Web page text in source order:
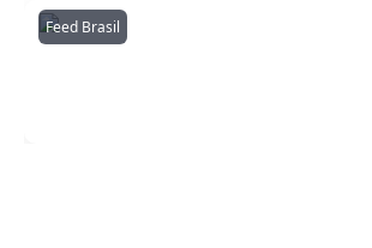
Feed BrasilAmazonianarede
1053